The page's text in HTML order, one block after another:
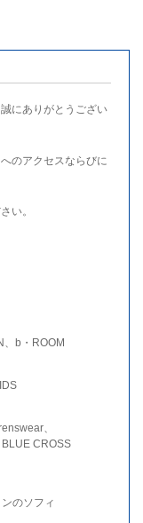
にありがとうござい
のアクセスならびに
い。
、b・ROOM
、
CROSS
のソフィ